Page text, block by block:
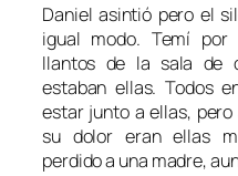
Daniel asintió pero el
igual modo. Temí
llantos de la sala de
estaban ellas. Todos
estar junto a ellas,
su dolor eran ellas
perdido a una madre,